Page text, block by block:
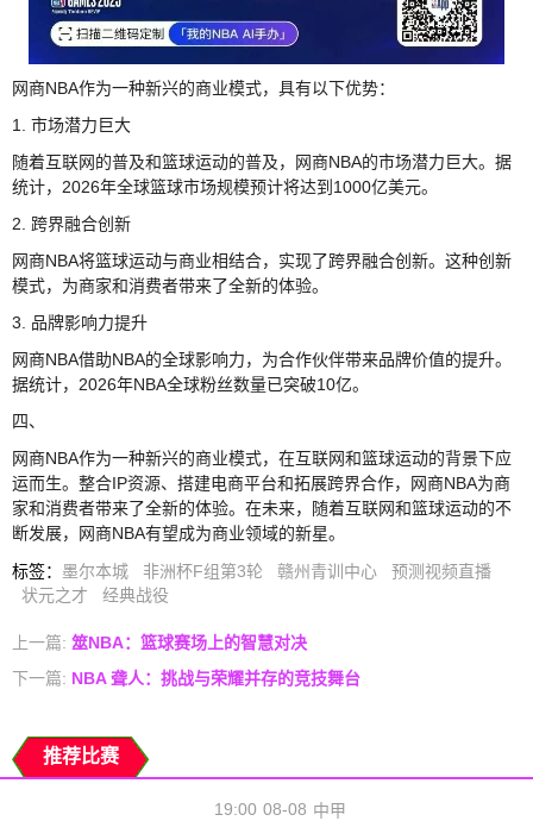
网商NBA作为一种新兴的商业模式，具有以下优势：
1. 市场潜力巨大
随着互联网的普及和篮球运动的普及，网商NBA的市场潜力巨大。据
统计，2026年全球篮球市场规模预计将达到1000亿美元。
2. 跨界融合创新
网商NBA将篮球运动与商业相结合，实现了跨界融合创新。这种创新
模式，为商家和消费者带来了全新的体验。
3. 品牌影响力提升
网商NBA借助NBA的全球影响力，为合作伙伴带来品牌价值的提升。
据统计，2026年NBA全球粉丝数量已突破10亿。
四、
网商NBA作为一种新兴的商业模式，在互联网和篮球运动的背景下应
运而生。整合IP资源、搭建电商平台和拓展跨界合作，网商NBA为商
家和消费者带来了全新的体验。在未来，随着互联网和篮球运动的不
断发展，网商NBA有望成为商业领域的新星。
标签： 墨尔本城 非洲杯F组第3轮 赣州青训中心
预测视频直播
状元之才
经典战役
上一篇: 筮NBA：篮球赛场上的智慧对决
下一篇: NBA 聋人：挑战与荣耀并存的竞技舞台
推荐比赛
08-08
19:00 中甲